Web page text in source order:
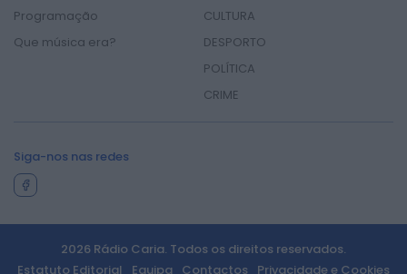
Programação
Que música era?
CULTURA
DESPORTO
POLÍTICA
CRIME
Siga-nos nas redes
2026 Rádio Caria. Todos os direitos reservados.
Estatuto Editorial
Equipa Contactos Privacidade e Cookies